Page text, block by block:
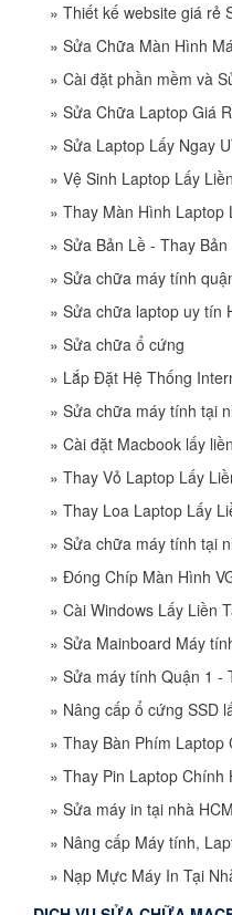
» Thiết kế website giá rẻ
» Sửa Chữa Màn Hình
» Cài đặt phần mềm và
» Sửa Chữa Laptop Giá
» Sửa Laptop Lấy Ngay
» Vệ Sinh Laptop Lấy
» Thay Màn Hình Laptop
» Sửa Bản Lề - Thay
» Sửa chữa máy tính
» Sửa chữa laptop uy tín
» Sửa chữa ổ cứng
» Lắp Đặt Hệ Thống
» Sửa chữa máy tính tại
» Cài đặt Macbook lấy liền
» Thay Vỏ Laptop Lấy
» Thay Loa Laptop Lấy
» Sửa chữa máy tính tại
» Đóng Chíp Màn Hình
» Cài Windows Lấy Liền
» Sửa Mainboard Máy
» Sửa máy tính Quận 1 -
» Nâng cấp ổ cứng SSD
» Thay Bàn Phím Laptop
» Thay Pin Laptop Chính
» Sửa máy in tại nhà HCM
» Nâng cấp Máy tính,
» Nạp Mực Máy In Tại